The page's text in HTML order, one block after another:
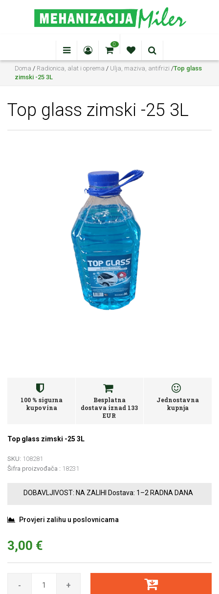
0
Doma / Radionica, alat i oprema / Ulja, maziva, antifrizi /Top glass
zimski -25 3L
Top glass zimski -25 3L
100 % sigurna
kupovina
Besplatna
dostava iznad 133
EUR
Jednostavna
kupnja
Top glass zimski -25 3L
SKU: 108281
Šifra proizvođača : 18231
DOBAVLJIVOST: NA ZALIHI Dostava: 1–2 RADNA DANA
Provjeri zalihu u poslovnicama
3,00 €
- +